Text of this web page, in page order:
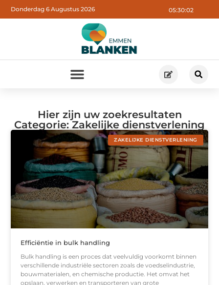
05:30:02
Donderdag 6 Augustus 2026
Hier zijn uw zoekresultaten
Categorie: Zakelijke dienstverlening
ZAKELIJKE DIENSTVERLENING
Efficiëntie in bulk handling
Bulk handling is een proces dat veelvuldig voorkomt binnen
verschillende industriële sectoren zoals de voedselindustrie,
bouwmaterialen, en chemische productie. Het omvat het
opslaan, verwerken en transporteren van grote